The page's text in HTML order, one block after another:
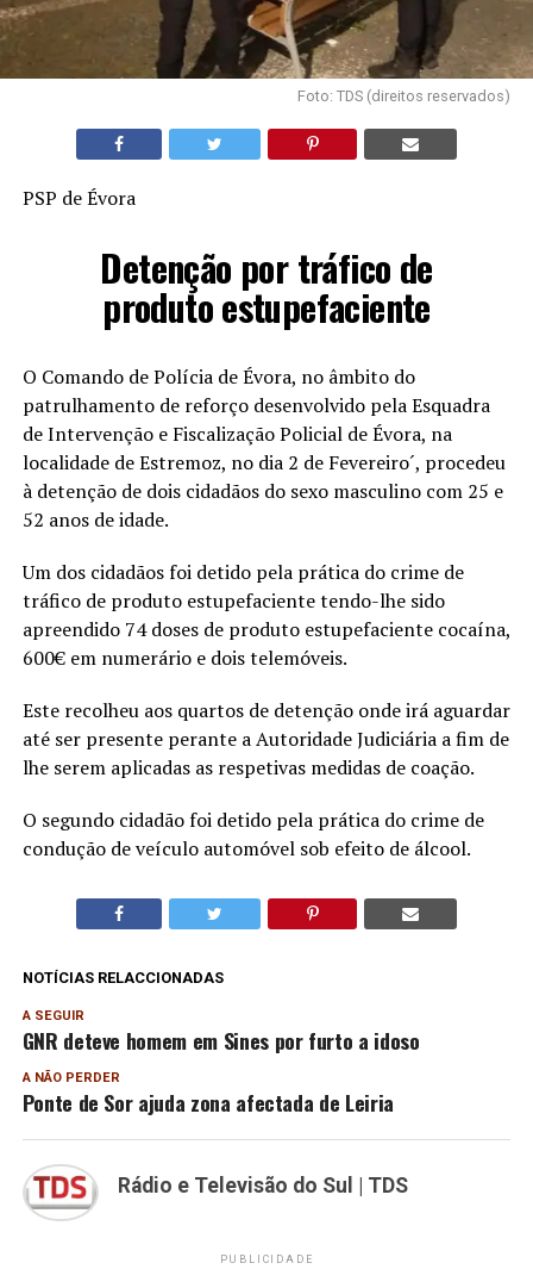
Foto: TDS (direitos reservados)
PSP de Évora
Detenção por tráfico de
produto estupefaciente
O Comando de Polícia de Évora, no âmbito do
patrulhamento de reforço desenvolvido pela Esquadra
de Intervenção e Fiscalização Policial de Évora, na
localidade de Estremoz, no dia 2 de Fevereiro´, procedeu
à detenção de dois cidadãos do sexo masculino com 25 e
52 anos de idade.
Um dos cidadãos foi detido pela prática do crime de
tráfico de produto estupefaciente tendo-lhe sido
apreendido 74 doses de produto estupefaciente cocaína,
600€ em numerário e dois telemóveis.
Este recolheu aos quartos de detenção onde irá aguardar
até ser presente perante a Autoridade Judiciária a fim de
lhe serem aplicadas as respetivas medidas de coação.
O segundo cidadão foi detido pela prática do crime de
condução de veículo automóvel sob efeito de álcool.
NOTÍCIAS RELACCIONADAS
A SEGUIR
GNR deteve homem em Sines por furto a idoso
A NÃO PERDER
Ponte de Sor ajuda zona afectada de Leiria
Rádio e Televisão do Sul | TDS
PUBLICIDADE